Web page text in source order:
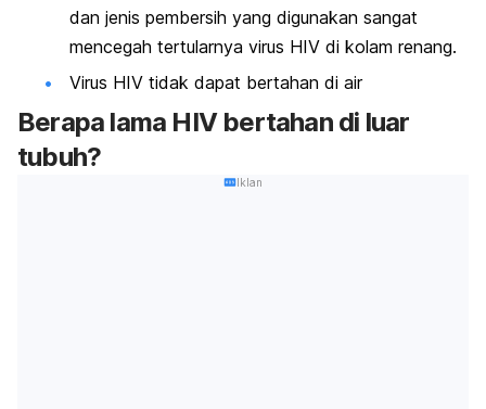
dan jenis pembersih yang digunakan sangat
mencegah tertularnya virus HIV di kolam renang.
Virus HIV tidak dapat bertahan di air
Berapa lama HIV bertahan di luar
tubuh?
Iklan